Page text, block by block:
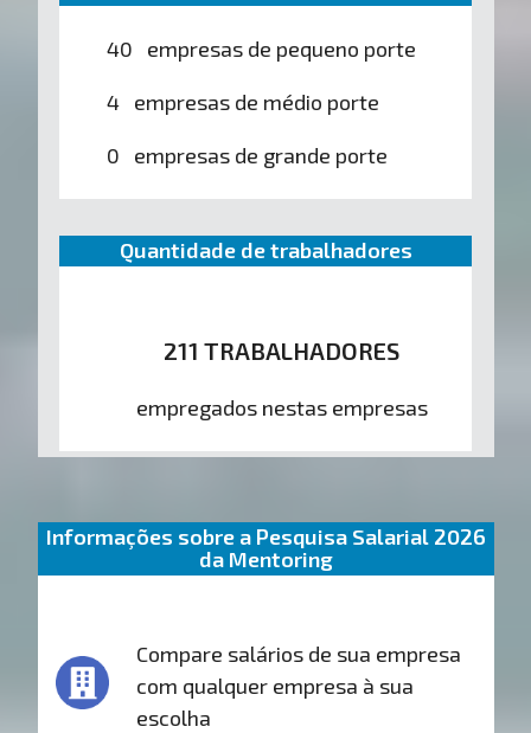
40 empresas de pequeno porte
4 empresas de médio porte
0 empresas de grande porte
Quantidade de trabalhadores
211 TRABALHADORES
empregados nestas empresas
Informações sobre a Pesquisa Salarial 2026
da Mentoring
Compare salários de sua empresa
com qualquer empresa à sua
escolha